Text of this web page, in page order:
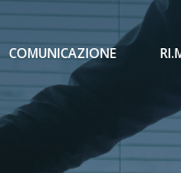
COMUNICAZIONE